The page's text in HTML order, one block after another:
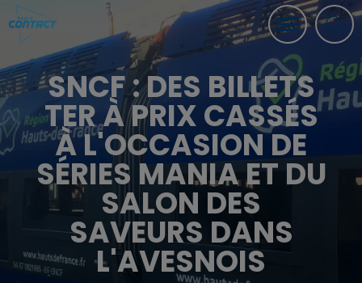
SNCF : DES BILLETS
TER À PRIX CASSÉS
À L'OCCASION DE
SÉRIES MANIA ET DU
SALON DES
SAVEURS DANS
L'AVESNOIS